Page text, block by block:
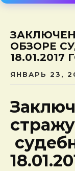
ОБЗОРЕ
18.01.2017
ЯНВАРЬ 23,